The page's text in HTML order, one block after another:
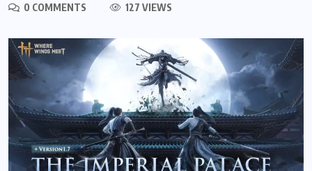
0 COMMENTS
127 VIEWS